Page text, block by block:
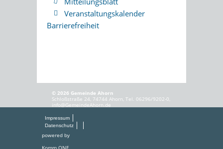
Veranstaltungskalender
Barrierefreiheit
© 2026 Gemeinde Ahorn
Schloßstraße 24, 74744 Ahorn, Tel. 06296/9202-0,
info@GemeindeAhorn.de
Impressum
Datenschutz
powered by
Komm.ONE